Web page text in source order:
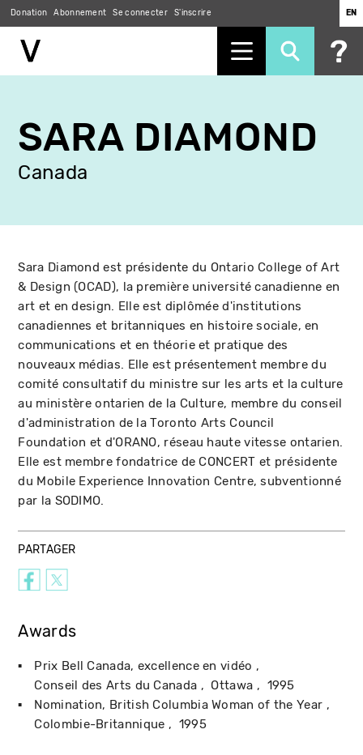
contenu
principal
Donation Abonnement Se connecter S'inscrire EN
SARA DIAMOND
Canada
Sara Diamond est présidente du Ontario College of Art
& Design (OCAD), la première université canadienne en
art et en design. Elle est diplômée d'institutions
canadiennes et britanniques en histoire sociale, en
communications et en théorie et pratique des
nouveaux médias. Elle est présentement membre du
comité consultatif du ministre sur les arts et la culture
au ministère ontarien de la Culture, membre du conseil
d'administration de la Toronto Arts Council
Foundation et d'ORANO, réseau haute vitesse ontarien.
Elle est membre fondatrice de CONCERT et présidente
du Mobile Experience Innovation Centre, subventionné
par la SODIMO.
PARTAGER
Awards
Prix Bell Canada, excellence en vidéo
Conseil des Arts du Canada
Ottawa
1995
Nomination, British Columbia Woman of the Year
Colombie-Britannique
1995